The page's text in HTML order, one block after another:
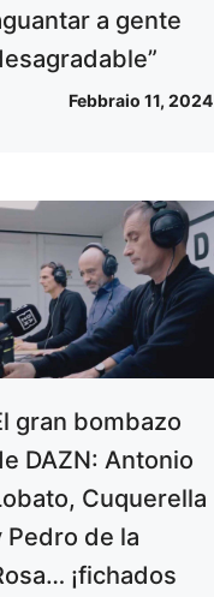
a gente
Febbraio 11, 2024
gran bombazo
DAZN: Antonio
Cuquerella
Pedro de la
¡fichados